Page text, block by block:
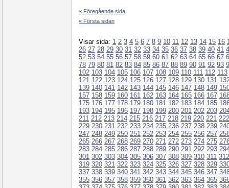
« Föregående sida
« Första sidan
Visar sida: 1 2 3 4 5 6 7 8 9 10 11 12 13 14 15 16
26 27 28 29 30 31 32 33 34 35 36 37 38 39 40 41
52 53 54 55 56 57 58 59 60 61 62 63 64 65 66 67
78 79 80 81 82 83 84 85 86 87 88 89 90 91 92 93
102 103 104 105 106 107 108 109 110 111 112 113
121 122 123 124 125 126 127 128 129 130 131
139 140 141 142 143 144 145 146 147 148 149
157 158 159 160 161 162 163 164 165 166 167
175 176 177 178 179 180 181 182 183 184 185
193 194 195 196 197 198 199 200 201 202 203
211 212 213 214 215 216 217 218 219 220 221 222
229 230 231 232 233 234 235 236 237 238 239
247 248 249 250 251 252 253 254 255 256 257
265 266 267 268 269 270 271 272 273 274 275
283 284 285 286 287 288 289 290 291 292 293
301 302 303 304 305 306 307 308 309 310 311 312
319 320 321 322 323 324 325 326 327 328 329
337 338 339 340 341 342 343 344 345 346 347
355 356 357 358 359 360 361 362 363 364 365